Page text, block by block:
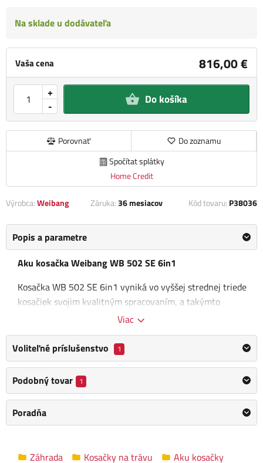
Vaša cena 816,00 €
-
+ Do košíka
Porovnať
Do zoznamu
Spočítat splátky
Home Credit
Na sklade u dodávateľa
Výrobca:Weibang Záruka:36 mesiacov Kód tovaru: P38036
Popis a parametre
Aku kosačka Weibang WB 502 SE 6in1
Kosačka WB 502 SE 6in1 vyniká vo vyššej strednej triede
kosačiek svojim kvalitným spracovaním, a takýmto
kvalitným spracovaním, tak. Jevybavená robustným
Motorová kosačkajepoháňaná síl
motorom so silou800 W.
Veľkou prednosťou tejto kosačky <6> znamená, že
motorová kosačka vie zbierať pokosenú trávu do koša,
mulčuje,
alebo môže vyhadzovať trávu bočným deflektorom
aj zadným deflektorom von.
Tieto posledné funkcie sa používajú prevažne na
Viac
Voliteľné príslušenstvo 1
Podobný tovar 1
Poradňa
Záhrada Kosačky na trávu
Aku kosačky